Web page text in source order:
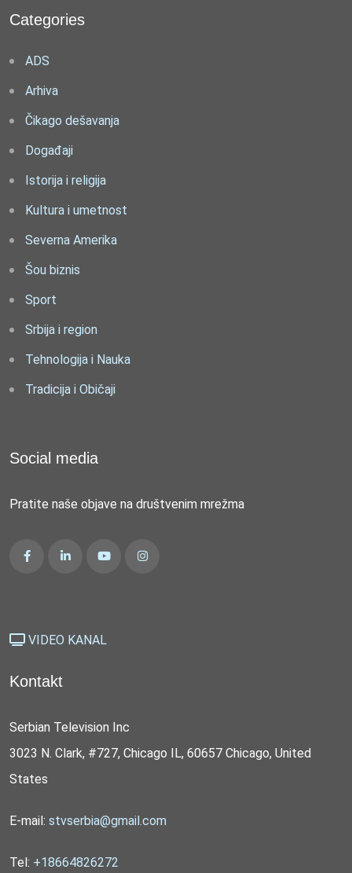
Categories
ADS
Arhiva
Čikago dešavanja
Događaji
Istorija i religija
Kultura i umetnost
Severna Amerika
Šou biznis
Sport
Srbija i region
Tehnologija i Nauka
Tradicija i Običaji
Social media
Pratite naše objave na društvenim mrežma
VIDEO KANAL
Kontakt
Serbian Television Inc
3023 N. Clark, #727, Chicago IL, 60657 Chicago, United
States
E-mail: stvserbia@gmail.com
Tel: +18664826272